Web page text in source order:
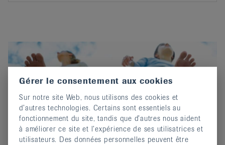
Gérer le consentement aux cookies
Sur notre site Web, nous utilisons des cookies et
d’autres technologies. Certains sont essentiels au
fonctionnement du site, tandis que d’autres nous aident
à améliorer ce site et l’expérience de ses utilisatrices et
utilisateurs. Des données personnelles peuvent être